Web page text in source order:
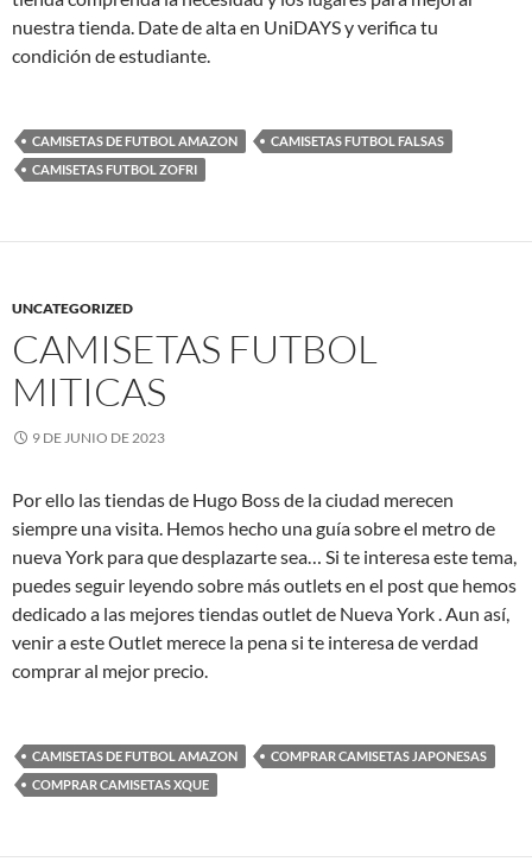
nuestra tienda. Date de alta en UniDAYS y verifica tu
condición de estudiante.
CAMISETAS DE FUTBOL AMAZON
CAMISETAS FUTBOL FALSAS
CAMISETAS FUTBOL ZOFRI
UNCATEGORIZED
CAMISETAS FUTBOL
MITICAS
9 DE JUNIO DE 2023
Por ello las tiendas de Hugo Boss de la ciudad merecen
siempre una visita. Hemos hecho una guía sobre el metro de
nueva York para que desplazarte sea… Si te interesa este tema,
puedes seguir leyendo sobre más outlets en el post que hemos
dedicado a las mejores tiendas outlet de Nueva York . Aun así,
venir a este Outlet merece la pena si te interesa de verdad
comprar al mejor precio.
CAMISETAS DE FUTBOL AMAZON
COMPRAR CAMISETAS JAPONESAS
COMPRAR CAMISETAS XQUE